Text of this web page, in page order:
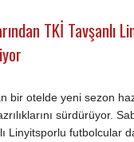
TKİ Tavşanlı
bir otelde yeni sezon
sürdürüyor.
Linyitsporlu futbolcular